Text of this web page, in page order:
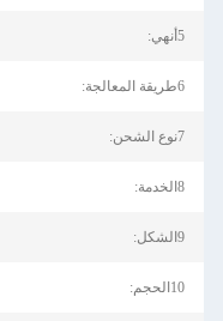
5أنهي:
6طريقة المعالجة:
7نوع الشحن:
8الخدمة:
9الشكل:
10الحجم: